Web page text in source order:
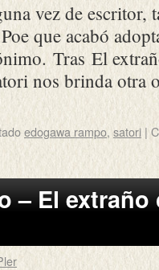
vez de escritor,
que acabó
Tras El
nos brinda otra
edogawa rampo, satori |
– El